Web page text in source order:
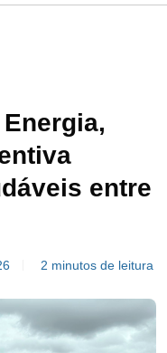
entre
2 minutos de leitura